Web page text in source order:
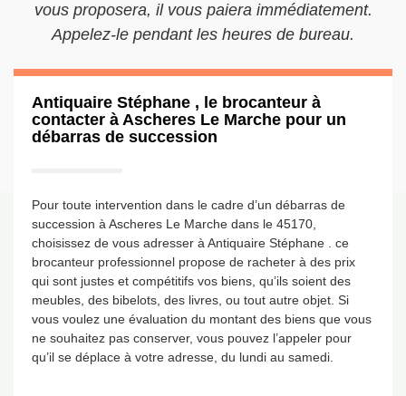
vous proposera, il vous paiera immédiatement.
Appelez-le pendant les heures de bureau.
Antiquaire Stéphane , le brocanteur à
contacter à Ascheres Le Marche pour un
débarras de succession
Pour toute intervention dans le cadre d’un débarras de
succession à Ascheres Le Marche dans le 45170,
choisissez de vous adresser à Antiquaire Stéphane . ce
brocanteur professionnel propose de racheter à des prix
qui sont justes et compétitifs vos biens, qu’ils soient des
meubles, des bibelots, des livres, ou tout autre objet. Si
vous voulez une évaluation du montant des biens que vous
ne souhaitez pas conserver, vous pouvez l’appeler pour
qu’il se déplace à votre adresse, du lundi au samedi.